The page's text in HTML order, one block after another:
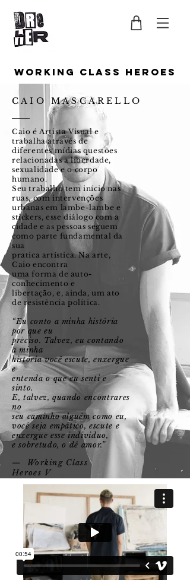
Working Class Heroes
CAIO MASCARELLO
Caio é Artista Visual e
trabalha através de
diferentes mídias questões
relacionadas a liberdade,
sexualidade e o corpo
humano.
Seu trabalho tem início nas
ruas, com intervenções
urbanas em lambe-lambe e
stickers, esse diálogo com a
cidade e as pessoas seguem
como parte fundamental da
sua
pratica artística. Na arte,
Caio encontra
uma forma de auto-
conhecimento e
libertação, e, ainda, um ato
de resistência política.
“Eu conto a minha história
por que eu
preciso. Talvez, eu contando
a minha
história você escute, enxergue
e
entenda o que eu senti e
sinto.
E, talvez, quando encontrares
no
seu caminho alguém como eu,
você seja empático, escute e
enxergue esse individuo,
e sobretudo, o dê amor.”
— Working Class
Heroes V